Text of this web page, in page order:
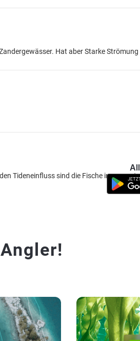
Hat aber Starke
Tideneinfluss sind die Fische immer